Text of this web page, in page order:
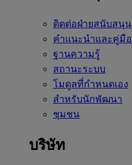
ติดต่อฝ่ายสนับสนุน
คำแนะนำและคู่มือ
ฐานความรู้
สถานะระบบ
โมดูลที่กำหนดเอง
สำหรับนักพัฒนา
ชุมชน
บริษัท